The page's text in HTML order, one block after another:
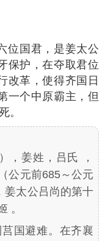
位国君，是姜太公
保护，在夺取君位
改革，使得齐国日
一个中原霸主，但
。
，姜姓，吕氏 ，
公元前685～公元
姜太公吕尚的第十
。
国避难。在齐襄